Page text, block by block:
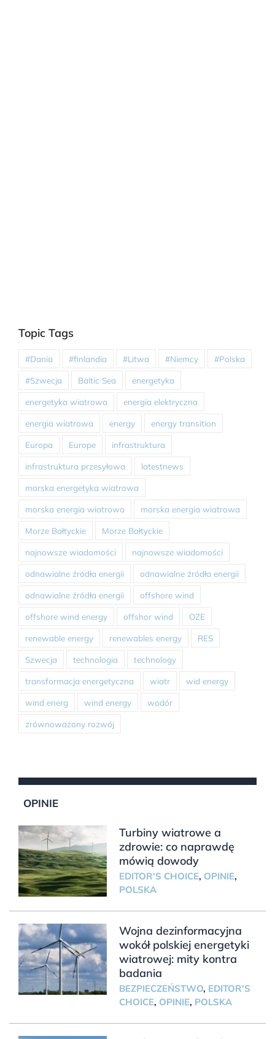
Topic Tags
#Dania #finlandia #Litwa #Niemcy #Polska
#Szwecja Baltic Sea energetyka
energetyka wiatrowa energia elektryczna
energia wiatrowa energy energy transition
Europa Europe infrastruktura
infrastruktura przesyłowa latestnews
morska energetyka wiatrowa
morska energia wiatrowa morska energia wiatrowa
Morze Bałtyckie Morze Bałtyckie
najnowsze wiadomości najnowsze wiadomości
odnawialne źródła energii odnawialne źródła energii
odnawialne źródła energii offshore wind
offshore wind energy offshor wind OZE
renewable energy renewables energy RES
Szwecja technologia technology
transformacja energetyczna wiatr wid energy
wind energ wind energy wodór
zrównoważony rozwój
OPINIE
Turbiny wiatrowe a
zdrowie: co naprawdę
mówią dowody
EDITOR'S CHOICE, OPINIE,
POLSKA
Wojna dezinformacyjna
wokół polskiej energetyki
wiatrowej: mity kontra
badania
BEZPIECZEŃSTWO, EDITOR'S
CHOICE, OPINIE, POLSKA